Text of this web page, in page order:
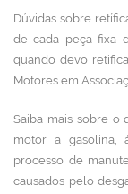
Dúvidas sobre
de cada peça fixa
quando devo
Motores em
Saiba mais sobre
motor a gasolina,
processo de
causados pelo